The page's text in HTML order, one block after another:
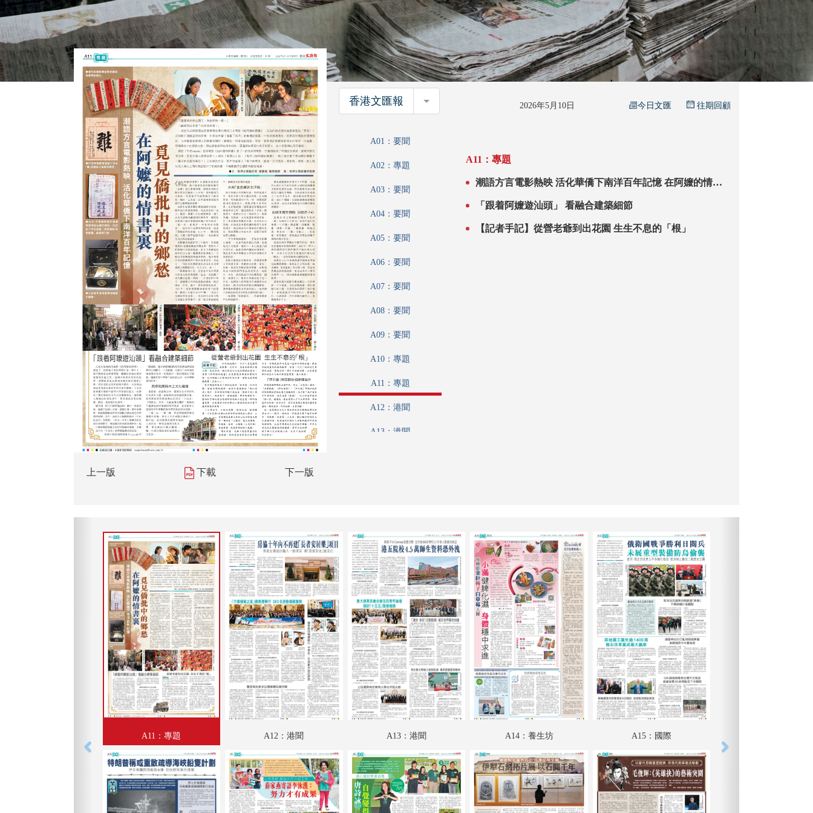
上一版 下載 下一版
香港文匯報 香港文匯報 2026年5月10日 今日文匯 往期回顧
A01：要聞
A02：專題
A03：要聞
A04：要聞
A05：要聞
A06：要聞
A07：要聞
A08：要聞
A09：要聞
A10：專題
A11：專題
A12：港聞
A13：港聞
B02：娛樂
B03：收藏
B04：藝粹
B05：戲曲
B06：體育
SW01：匯周刊
SW02：匯周刊
SW03：匯周刊
A11：專題
潮語方言電影熱映 活化華僑下南洋百年記憶 在阿嬤的情書
「跟着阿嬤遊汕頭」 看融合建築細節
【記者手記】從營老爺到出花園 生生不息的「根」
A11：專題 A12：港聞 A13：港聞 A14：養生坊 A15：國際